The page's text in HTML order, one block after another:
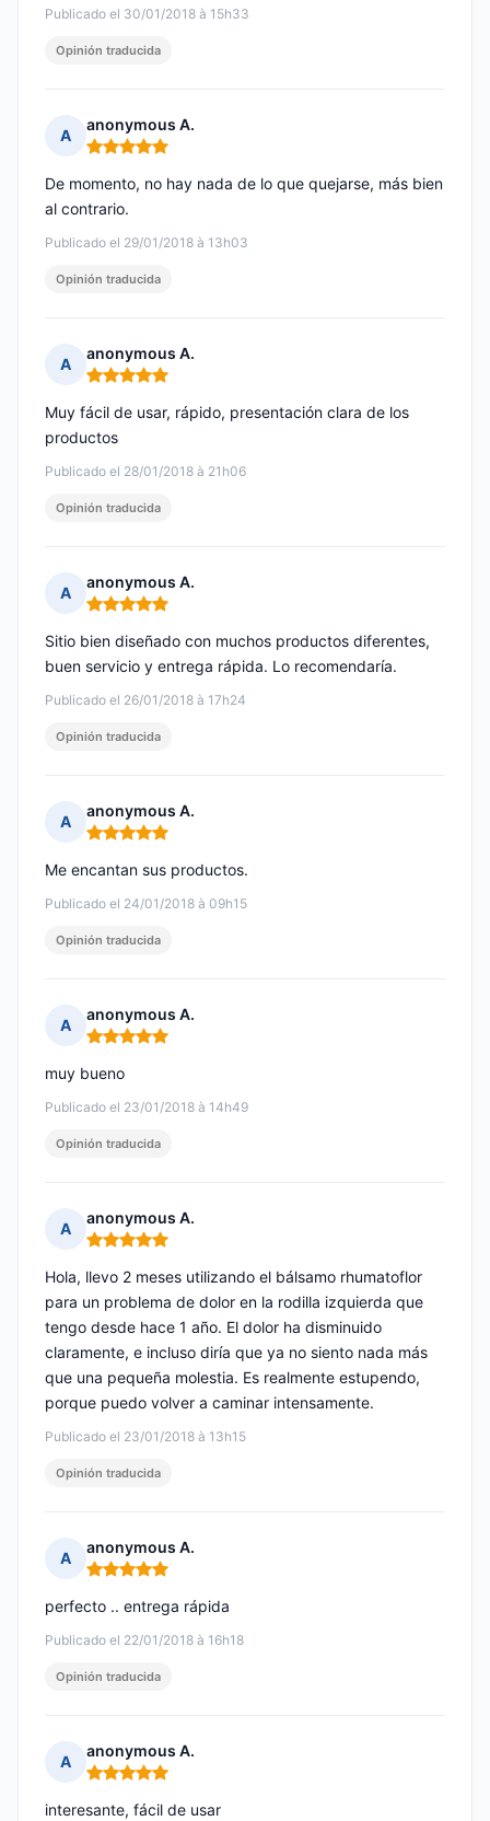
Publicado el 30/01/2018 à 15h33
Opinión traducida
A
anonymous A.
Nota: 5 de 5
Publicado el 29/01/2018 à 13h03
De momento, no hay nada de lo que quejarse, más bien
al contrario.
Opinión traducida
A
anonymous A.
Nota: 5 de 5
Publicado el 28/01/2018 à 21h06
Muy fácil de usar, rápido, presentación clara de los
productos
Opinión traducida
A
anonymous A.
Nota: 5 de 5
Publicado el 26/01/2018 à 17h24
Sitio bien diseñado con muchos productos diferentes,
buen servicio y entrega rápida. Lo recomendaría.
Opinión traducida
A
anonymous A.
Nota: 5 de 5
Publicado el 24/01/2018 à 09h15
Me encantan sus productos.
Opinión traducida
A
anonymous A.
Nota: 5 de 5
Publicado el 23/01/2018 à 14h49
muy bueno
Opinión traducida
A
anonymous A.
Nota: 5 de 5
Publicado el 23/01/2018 à 13h15
Hola, llevo 2 meses utilizando el bálsamo rhumatoflor
para un problema de dolor en la rodilla izquierda que
tengo desde hace 1 año. El dolor ha disminuido
claramente, e incluso diría que ya no siento nada más
que una pequeña molestia. Es realmente estupendo,
porque puedo volver a caminar intensamente.
Opinión traducida
A
anonymous A.
Nota: 5 de 5
Publicado el 22/01/2018 à 16h18
perfecto .. entrega rápida
Opinión traducida
A
anonymous A.
Nota: 5 de 5
interesante, fácil de usar